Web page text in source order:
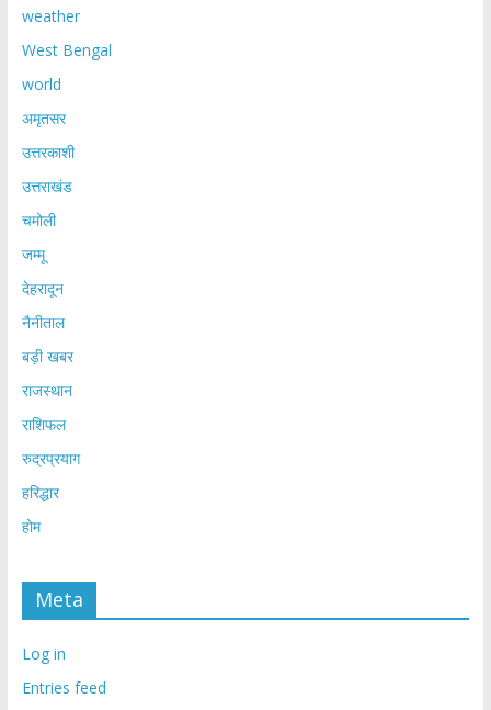
weather
West Bengal
world
अमृतसर
उत्तरकाशी
उत्तराखंड
चमोली
जम्मू
देहरादून
नैनीताल
बड़ी खबर
राजस्थान
राशिफल
रुद्रप्रयाग
हरिद्धार
होम
Meta
Log in
Entries feed